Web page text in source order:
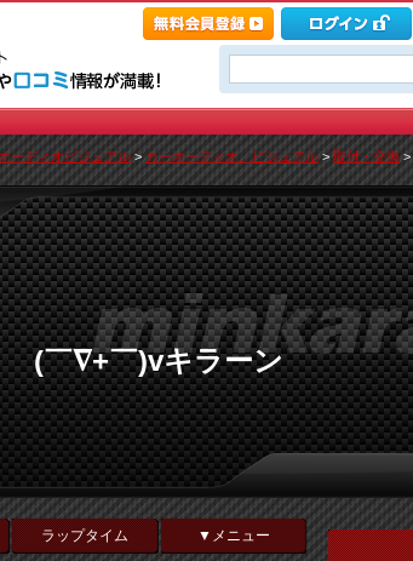
ーディオビジュアル >カーオーディオ、ビジュアル>取付・交換>
(￣∇+￣)vキラーン
ラップタイム ▼メニュー